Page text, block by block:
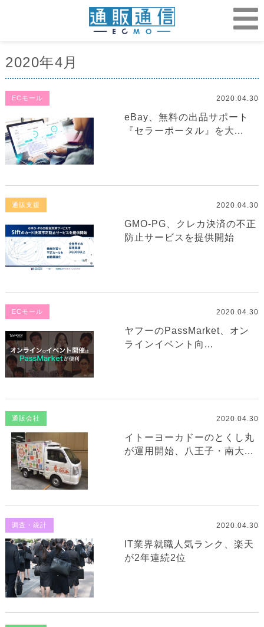
2020年4月
ECモール 2020.04.30
eBay、無料の出品サポート
『セラーポータル』を大...
通販支援 2020.04.30
GMO-PG、クレカ決済の不正
防止サービスを提供開始
ECモール 2020.04.30
ヤフーのPassMarket、オン
ラインイベント向...
通販会社 2020.04.30
イトーヨーカドーのとくし丸
が運用開始、八王子・南大...
調査・統計 2020.04.30
IT業界就職人気ランク、楽天
が2年連続2位